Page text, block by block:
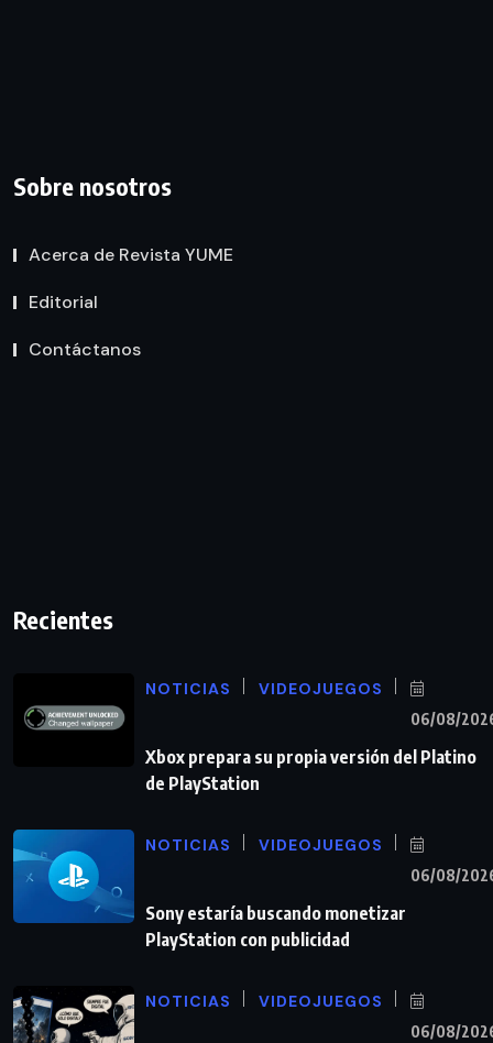
Sobre nosotros
Acerca de Revista YUME
Editorial
Contáctanos
Recientes
NOTICIAS VIDEOJUEGOS
06/08/
Xbox prepara su propia versión del Platino
de PlayStation
NOTICIAS VIDEOJUEGOS
06/08/
Sony estaría buscando monetizar
PlayStation con publicidad
NOTICIAS VIDEOJUEGOS
06/08/